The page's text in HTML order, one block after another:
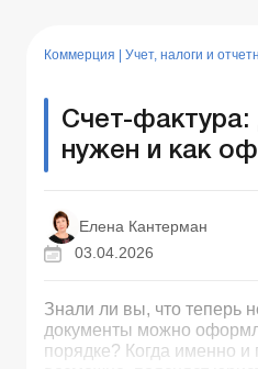
Коммерция Учет, налоги и
Счет-фактура:
нужен и как
Елена Кантерман
03.04.2026
Знали ли вы, что теперь
документы можно
порядке? Когда именно и